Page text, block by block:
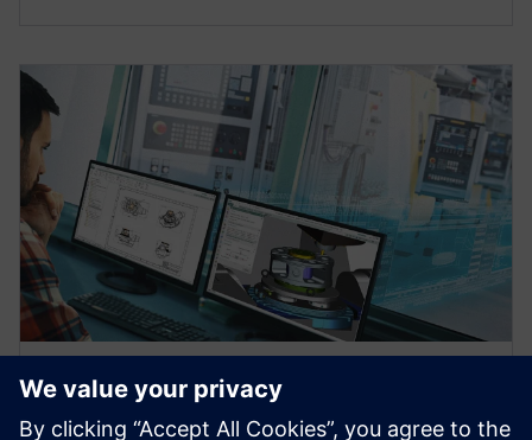
WEBINAR
Digitalisation of part